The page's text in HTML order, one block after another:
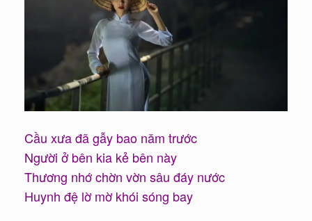
Cầu xưa đã gẫy bao năm trước
Người ở bên kia kẻ bên này
Thương nhớ chờn vờn sâu đáy nước
Huynh đệ lờ mờ khói sóng bay